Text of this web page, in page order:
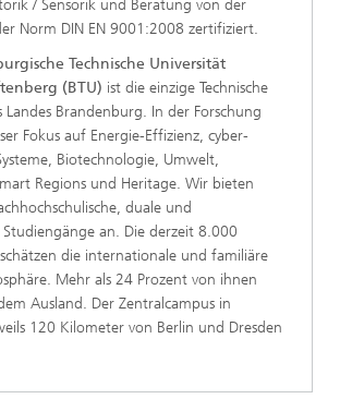
/ Sensorik und Beratung von der
Norm DIN EN 9001:2008 zertifiziert.
Technische Universität
(BTU) ist die einzige Technische
Landes Brandenburg. In der Forschung
Fokus auf Energie-Effizienz, cyber-
Biotechnologie, Umwelt,
Regions und Heritage. Wir bieten
duale und
an. Die derzeit 8.000
die internationale und familiäre
Mehr als 24 Prozent von ihnen
Ausland. Der Zentralcampus in
120 Kilometer von Berlin und Dresden